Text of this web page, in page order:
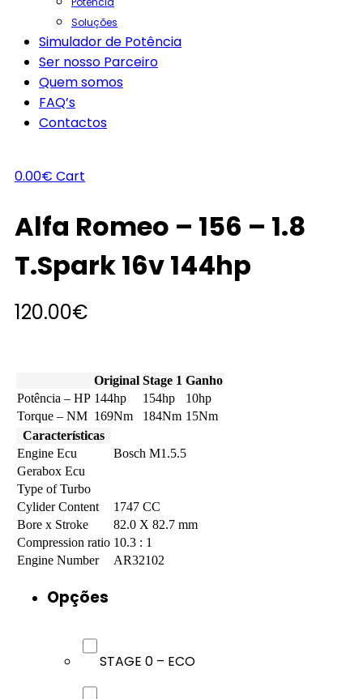
Soluções
Simulador de Potência
Ser nosso Parceiro
Quem somos
FAQ’s
Contactos
0.00€ Cart
Alfa Romeo – 156 – 1.8
T.Spark 16v 144hp
120.00€
Original Stage 1 Ganho
Potência – HP 144hp 154hp
10hp
Torque – NM 169Nm 184Nm 15Nm
Características
Engine Ecu
Bosch M1.5.5
Gerabox Ecu
Type of Turbo
Cylider Content
1747 CC
Bore x Stroke
82.0 X 82.7 mm
Compression ratio 10.3 : 1
Engine Number
AR32102
Opções
STAGE 0 – ECO